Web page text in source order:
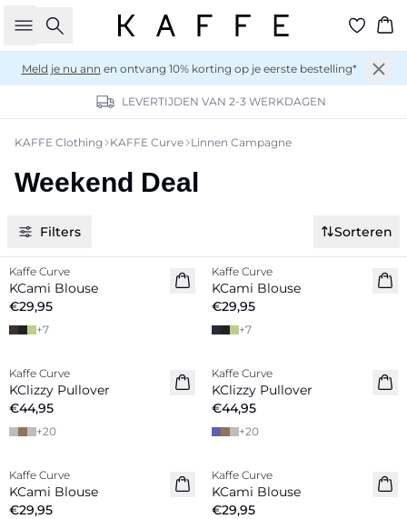
Zoeken
Meld je nu ann en ontvang 10% korting op je eerste bestelling*
LEVERTIJDEN VAN 2-3 WERKDAGEN
KAFFE Clothing KAFFE Curve Linnen Campagne
Weekend Deal
Filters Sorteren
Nieuw
Kaffe Curve
KCami Blouse
€29,95
+7
Nieuw
Kaffe Curve
KCami Blouse
€29,95
+7
Nieuw
Kaffe Curve
KClizzy Pullover
€44,95
+20
Nieuw
Kaffe Curve
KClizzy Pullover
€44,95
+20
Nieuw
Kaffe Curve
KCami Blouse
€29,95
Nieuw
Kaffe Curve
KCami Blouse
€29,95